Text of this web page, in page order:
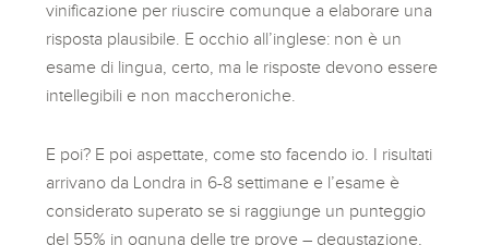
vinificazione per riuscire comunque a elaborare una
risposta plausibile. E occhio all’inglese: non è un
esame di lingua, certo, ma le risposte devono essere
intellegibili e non maccheroniche.
E poi? E poi aspettate, come sto facendo io. I risultati
arrivano da Londra in 6-8 settimane e l’esame è
considerato superato se si raggiunge un punteggio
del 55% in ognuna delle tre prove – degustazione,